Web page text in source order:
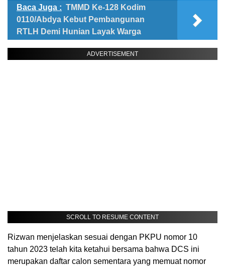
Baca Juga : TMMD Ke-128 Kodim
0110/Abdya Kebut Pembangunan
RTLH Demi Hunian Layak Warga
ADVERTISEMENT
SCROLL TO RESUME CONTENT
Rizwan menjelaskan sesuai dengan PKPU nomor 10
tahun 2023 telah kita ketahui bersama bahwa DCS ini
merupakan daftar calon sementara yang memuat nomor